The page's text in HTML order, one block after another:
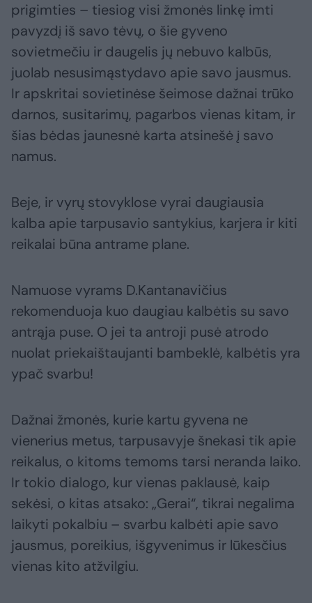
prigimties – tiesiog visi žmonės linkę imti
pavyzdį iš savo tėvų, o šie gyveno
sovietmečiu ir daugelis jų nebuvo kalbūs,
juolab nesusimąstydavo apie savo jausmus.
Ir apskritai sovietinėse šeimose dažnai trūko
darnos, susitarimų, pagarbos vienas kitam, ir
šias bėdas jaunesnė karta atsinešė į savo
namus.
Beje, ir vyrų stovyklose vyrai daugiausia
kalba apie tarpusavio santykius, karjera ir kiti
reikalai būna antrame plane.
Namuose vyrams D.Kantanavičius
rekomenduoja kuo daugiau kalbėtis su savo
antrąja puse. O jei ta antroji pusė atrodo
nuolat priekaištaujanti bambeklė, kalbėtis yra
ypač svarbu!
Dažnai žmonės, kurie kartu gyvena ne
vienerius metus, tarpusavyje šnekasi tik apie
reikalus, o kitoms temoms tarsi neranda laiko.
Ir tokio dialogo, kur vienas paklausė, kaip
sekėsi, o kitas atsako: „Gerai“, tikrai negalima
laikyti pokalbiu – svarbu kalbėti apie savo
jausmus, poreikius, išgyvenimus ir lūkesčius
vienas kito atžvilgiu.